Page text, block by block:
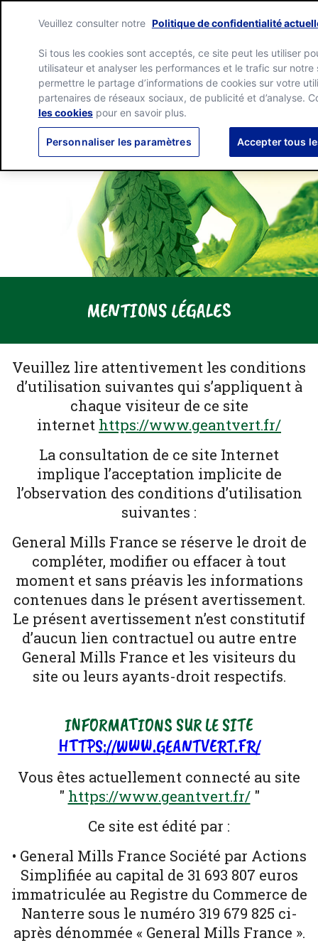
Green
Giant
MENTIONS LÉGALES
Veuillez lire attentivement les conditions
d’utilisation suivantes qui s’appliquent à
chaque visiteur de ce site
internet https://www.geantvert.fr/
La consultation de ce site Internet
implique l’acceptation implicite de
l’observation des conditions d’utilisation
suivantes :
General Mills France se réserve le droit de
compléter, modifier ou effacer à tout
moment et sans préavis les informations
contenues dans le présent avertissement.
Le présent avertissement n’est constitutif
d’aucun lien contractuel ou autre entre
General Mills France et les visiteurs du
site ou leurs ayants-droit respectifs.
INFORMATIONS SUR LE SITE
HTTPS://WWW.GEANTVERT.FR/
Vous êtes actuellement connecté au site
" https://www.geantvert.fr/"
Ce site est édité par :
• General Mills France Société par Actions
Simplifiée au capital de 31 693 807 euros
immatriculée au Registre du Commerce de
Nanterre sous le numéro 319 679 825 ci-
après dénommée « General Mills France ».
Veuillez consulter notre Politique de confidentialité
Si tous les cookies sont acceptés, ce site peut les utiliser
utilisateur et analyser les performances et le trafic sur
permettre le partage d’informations de cookies sur votre
partenaires de réseaux sociaux, de publicité et d’analyse.
les cookiespour en savoir plus.
Personnaliser les paramètres Accepter tous